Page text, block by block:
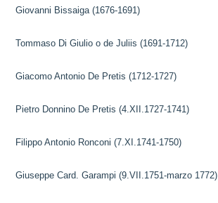
Giovanni Bissaiga (1676-1691)
Tommaso Di Giulio o de Juliis (1691-1712)
Giacomo Antonio De Pretis (1712-1727)
Pietro Donnino De Pretis (4.XII.1727-1741)
Filippo Antonio Ronconi (7.XI.1741-1750)
Giuseppe Card. Garampi (9.VII.1751-marzo 1772)